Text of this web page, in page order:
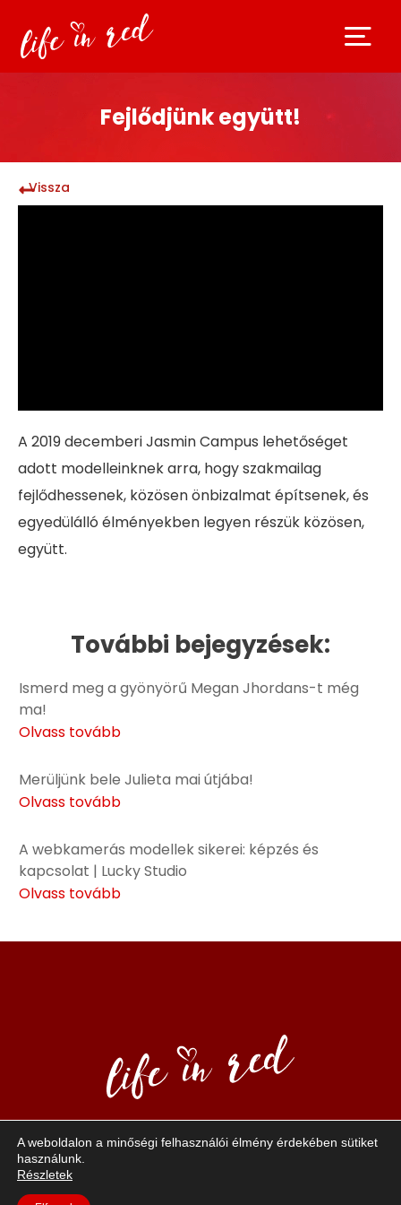
Fejlődjünk együtt!
Vissza
A 2019 decemberi Jasmin Campus lehetőséget
adott modelleinknek arra, hogy szakmailag
fejlődhessenek, közösen önbizalmat építsenek, és
egyedülálló élményekben legyen részük közösen,
együtt.
További bejegyzések:
Ismerd meg a gyönyörű Megan Jhordans-t még
ma!
Olvass tovább
Merüljünk bele Julieta mai útjába!
Olvass tovább
A webkamerás modellek sikerei: képzés és
kapcsolat | Lucky Studio
Olvass tovább
A “Life in red” – egy életérzés, ami a pozitív szexualitást
magabiztosságot foglalja magába. A piros a bátorság,
A weboldalon a minőségi felhasználói élmény érdekében sütiket
használunk.
Részletek